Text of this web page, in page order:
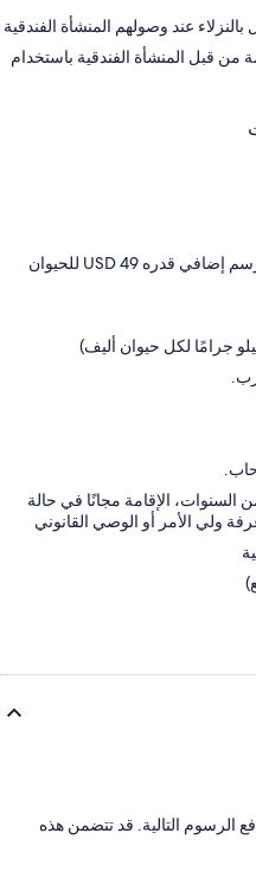
عند وصولهم المنشأة الفندقية
من قبل المنشأة الفندقية باستخدام
يُسمَح بالحيوانات الأليفة مقابل رسم إضافي قدره USD 49 للحيوان
لطفل واحد، حتى عمر 7 من السنوات، الإقامة مجانًا في حالة
ولي الأمر أو الوصي القانوني
الرسوم التالية. قد تتضمن هذه